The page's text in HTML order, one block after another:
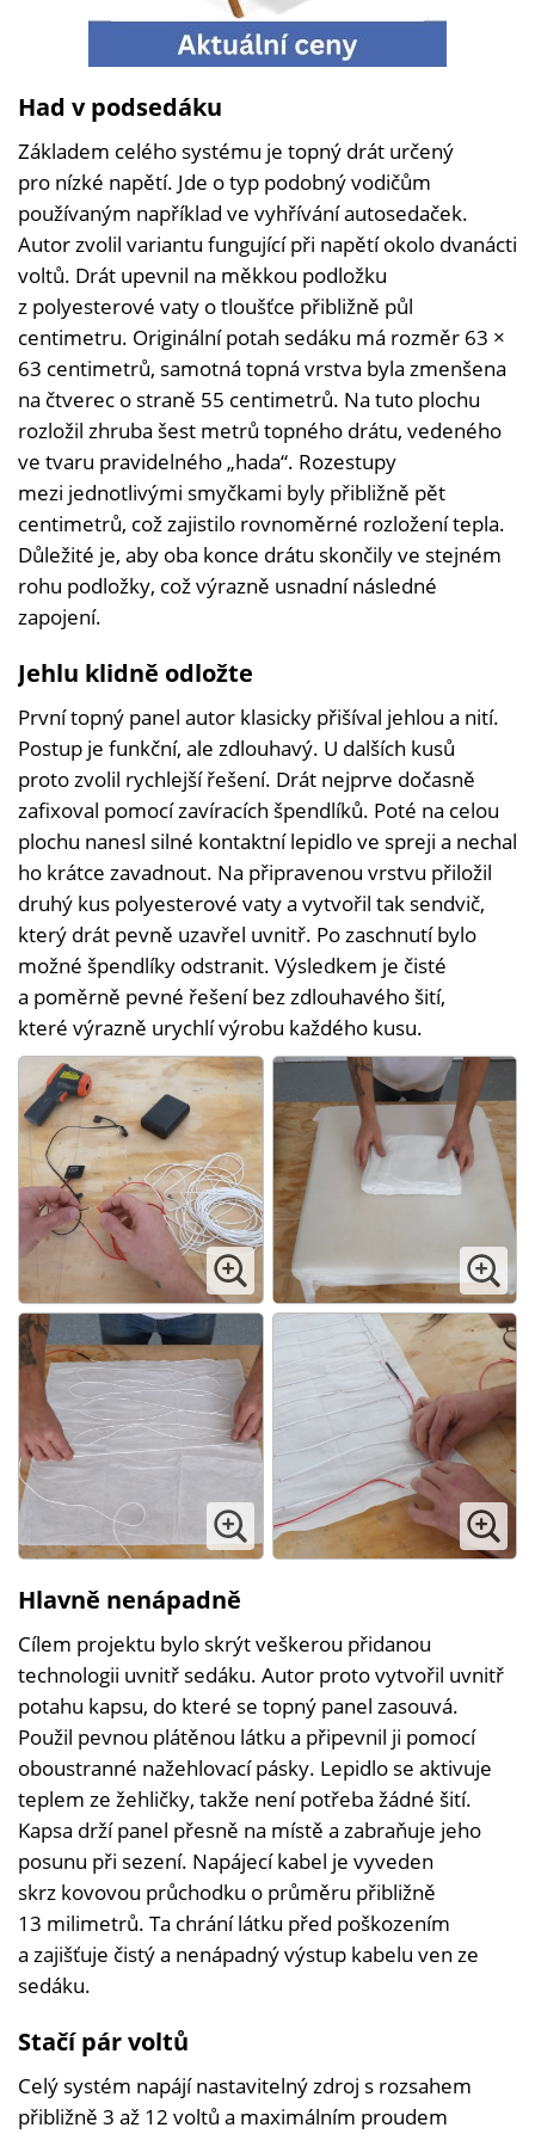
Had v podsedáku
Základem celého systému je topný drát určený
pro nízké napětí. Jde o typ podobný vodičům
používaným například ve vyhřívání autosedaček.
Autor zvolil variantu fungující při napětí okolo dvanácti
voltů. Drát upevnil na měkkou podložku
z polyesterové vaty o tloušťce přibližně půl
centimetru. Originální potah sedáku má rozměr 63 ×
63 centimetrů, samotná topná vrstva byla zmenšena
na čtverec o straně 55 centimetrů. Na tuto plochu
rozložil zhruba šest metrů topného drátu, vedeného
ve tvaru pravidelného „hada“. Rozestupy
mezi jednotlivými smyčkami byly přibližně pět
centimetrů, což zajistilo rovnoměrné rozložení tepla.
Důležité je, aby oba konce drátu skončily ve stejném
rohu podložky, což výrazně usnadní následné
zapojení.
Jehlu klidně odložte
První topný panel autor klasicky přišíval jehlou a nití.
Postup je funkční, ale zdlouhavý. U dalších kusů
proto zvolil rychlejší řešení. Drát nejprve dočasně
zafixoval pomocí zavíracích špendlíků. Poté na celou
plochu nanesl silné kontaktní lepidlo ve spreji a nechal
ho krátce zavadnout. Na připravenou vrstvu přiložil
druhý kus polyesterové vaty a vytvořil tak sendvič,
který drát pevně uzavřel uvnitř. Po zaschnutí bylo
možné špendlíky odstranit. Výsledkem je čisté
a poměrně pevné řešení bez zdlouhavého šití,
které výrazně urychlí výrobu každého kusu.
Hlavně nenápadně
Cílem projektu bylo skrýt veškerou přidanou
technologii uvnitř sedáku. Autor proto vytvořil uvnitř
potahu kapsu, do které se topný panel zasouvá.
Použil pevnou plátěnou látku a připevnil ji pomocí
oboustranné nažehlovací pásky. Lepidlo se aktivuje
teplem ze žehličky, takže není potřeba žádné šití.
Kapsa drží panel přesně na místě a zabraňuje jeho
posunu při sezení. Napájecí kabel je vyveden
skrz kovovou průchodku o průměru přibližně
13 milimetrů. Ta chrání látku před poškozením
a zajišťuje čistý a nenápadný výstup kabelu ven ze
sedáku.
Stačí pár voltů
Celý systém napájí nastavitelný zdroj s rozsahem
přibližně 3 až 12 voltů a maximálním proudem